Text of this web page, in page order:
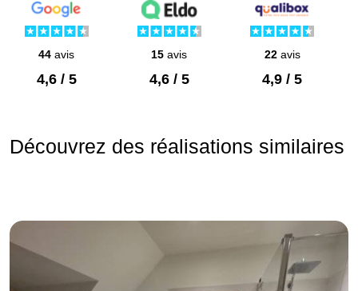
44 avis
4,6 / 5
15 avis
4,6 / 5
22avis
4,9 / 5
Découvrez des réalisations similaires